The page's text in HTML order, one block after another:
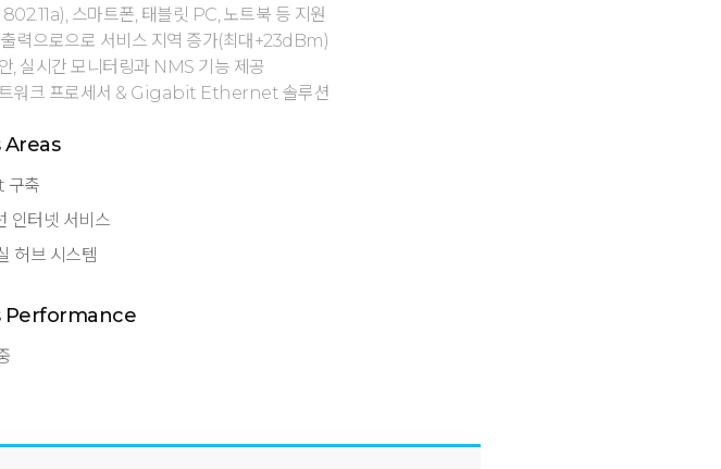
스마트폰, 태블릿 PC, 노트북 등 지원
력으로으로 서비스 지역 증가(최대+23dBm)
, 실시간 모니터링과 NMS 기능 제공
워크 프로세서 & Gigabit Ethernet 솔루션
Areas
축
인터넷 서비스
허브 시스템
Performance